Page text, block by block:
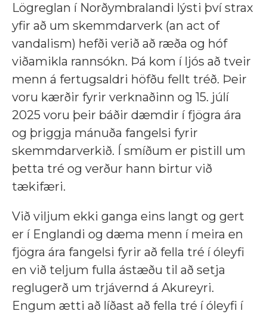
Lögreglan í Norðymbralandi lýsti því strax
yfir að um skemmdarverk (an act of
vandalism) hefði verið að ræða og hóf
viðamikla rannsókn. Þá kom í ljós að tveir
menn á fertugsaldri höfðu fellt tréð. Þeir
voru kærðir fyrir verknaðinn og 15. júlí
2025 voru þeir báðir dæmdir í fjögra ára
og þriggja mánuða fangelsi fyrir
skemmdarverkið. Í smíðum er pistill um
þetta tré og verður hann birtur við
tækifæri.
Við viljum ekki ganga eins langt og gert
er í Englandi og dæma menn í meira en
fjögra ára fangelsi fyrir að fella tré í óleyfi
en við teljum fulla ástæðu til að setja
reglugerð um trjávernd á Akureyri.
Engum ætti að líðast að fella tré í óleyfi í